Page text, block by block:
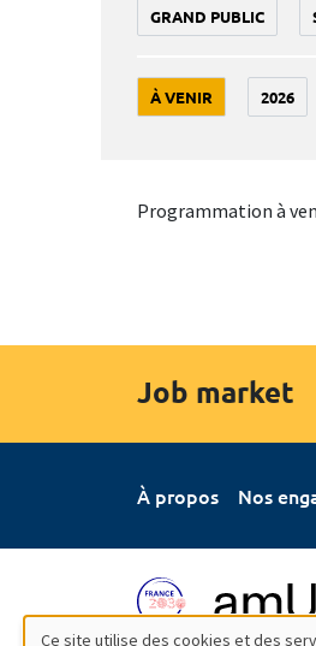
GRAND PUBLIC
À VENIR 2026
Programmation à
Job market
À propos Nos
Ce site utilise des cookies et des